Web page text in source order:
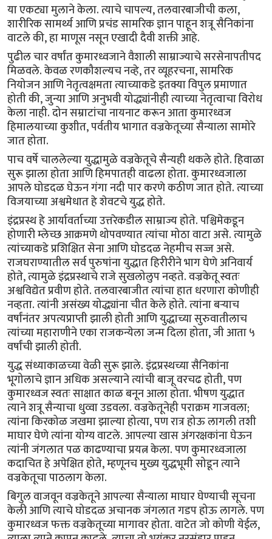
या एकट्या मुलाने केला. त्याचे चापल्य, तलवारबाजीची कला,
शारीरिक सामर्थ्य आणि प्रचंड सामरिक ज्ञान पाहून शत्रू सैनिकांना
वाटले की, हा माणूस नसून एखादी दैवी शक्ती आहे.
पुढील चार वर्षांत कुमारध्वजाने वैशाली साम्राज्याचे सरसेनापतीपद
मिळवले. केवळ रणकौशल्यच नव्हे, तर व्यूहरचना, सामरिक
नियोजन आणि नेतृत्वक्षमता त्याच्याकडे इतक्या विपुल प्रमाणात
होती की, जुन्या आणि अनुभवी योद्ध्यांनीही त्याच्या नेतृत्वाचा विरोध
केला नाही. दोन सम्राटांचा नायनाट करून आता कुमारध्वज
हिमालयाच्या कुशीत, पर्वतीय भागात वज्रकेतूच्या सैन्याला सामोरे
जात होता.
पाच वर्षे चाललेल्या युद्धामुळे वज्रकेतूचे सैन्यही थकले होते. हिवाळा
सुरू झाला होता आणि हिमपातही वाढला होता. कुमारध्वजाला
आपले घोडदळ घेऊन गंगा नदी पार करणे कठीण जात होते. त्याच्या
विजयाच्या अश्वमेधात हे शेवटचे युद्ध होते.
इंद्रप्रस्थ हे आर्यावर्ताच्या उत्तरेकडील साम्राज्य होते. पश्चिमेकडून
होणारी म्लेच्छ आक्रमणे थोपवण्यात त्यांचा मोठा वाटा असे. त्यामुळे
त्यांच्याकडे प्रशिक्षित सेना आणि घोडदळ नेहमीच सज्ज असे.
राजघराण्यातील सर्व पुरुषांना युद्धात हिरीरीने भाग घेणे अनिवार्य
होते, त्यामुळे इंद्रप्रस्थाचे राजे सुखलोलुप नव्हते. वज्रकेतू स्वतः
अश्वविद्येत प्रवीण होते. तलवारबाजीत त्यांचा हात धरणारा कोणीही
नव्हता. त्यांनी असंख्य योद्ध्यांना चीत केले होते. त्यांना बऱ्याच
वर्षांनंतर अपत्यप्राप्ती झाली होती आणि युद्धाच्या सुरुवातीलाच
त्यांच्या महाराणीने एका राजकन्येला जन्म दिला होता, जी आता ५
वर्षांची झाली होती.
युद्ध संध्याकाळच्या वेळी सुरू झाले. इंद्रप्रस्थच्या सैनिकांना
भूगोलाचे ज्ञान अधिक असल्याने त्यांची बाजू वरचढ होती, पण
कुमारध्वज स्वतः साक्षात काळ बनून आला होता. भीषण युद्धात
त्याने शत्रू सैन्याचा धुव्वा उडवला. वज्रकेतूनेही पराक्रम गाजवला;
त्यांना किरकोळ जखमा झाल्या होत्या, पण रात्र होऊ लागली तशी
माघार घेणे त्यांना योग्य वाटले. आपल्या खास अंगरक्षकांना घेऊन
त्यांनी जंगलात पळ काढण्याचा प्रयत्न केला. पण कुमारध्वजाला
कदाचित हे अपेक्षित होते, म्हणूनच मुख्य युद्धभूमी सोडून त्याने
वज्रकेतूचा पाठलाग केला.
बिगुल वाजवून वज्रकेतूने आपल्या सैन्याला माघार घेण्याची सूचना
केली आणि त्याचे घोडदळ अचानक जंगलात गडप होऊ लागले. पण
कुमारध्वज फक्त वज्रकेतूच्या मागावर होता. वाटेत जो कोणी येईल,